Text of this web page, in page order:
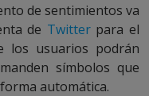
de sentimientos va
de Twitterpara el
los usuarios podrán
símbolos que
automática.